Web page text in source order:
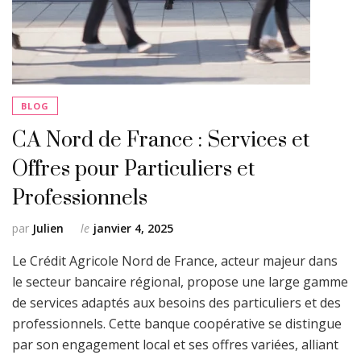
BLOG
CA Nord de France : Services et
Offres pour Particuliers et
Professionnels
par Julien le janvier 4, 2025
Le Crédit Agricole Nord de France, acteur majeur dans
le secteur bancaire régional, propose une large gamme
de services adaptés aux besoins des particuliers et des
professionnels. Cette banque coopérative se distingue
par son engagement local et ses offres variées, alliant